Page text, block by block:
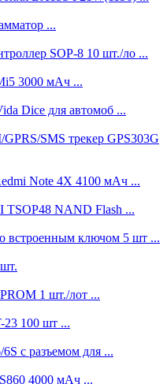
...
SOP-8 10 шт./ло ...
3000 мАч ...
Dice для автомоб ...
SMS трекер GPS303G
Note 4X 4100 мАч ...
NAND Flash ...
встроенным ключом 5 шт ...
1 шт./лот ...
23 100 шт ...
с разъемом для ...
4000 мАч ...